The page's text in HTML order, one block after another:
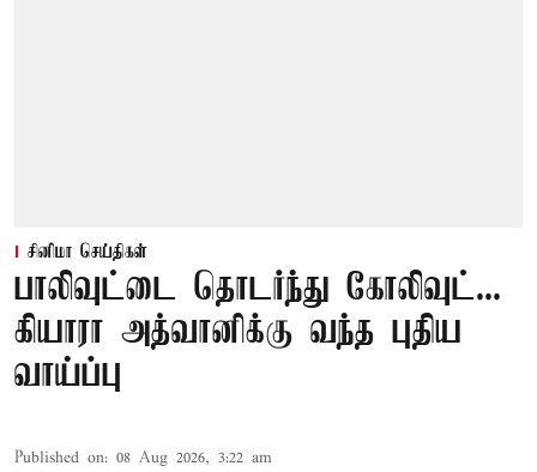
சினிமா செய்திகள்
பாலிவுட்டை தொடர்ந்து கோலிவுட்...
கியாரா அத்வானிக்கு வந்த புதிய
வாய்ப்பு
Published on: 08 Aug 2026, 3:22 am